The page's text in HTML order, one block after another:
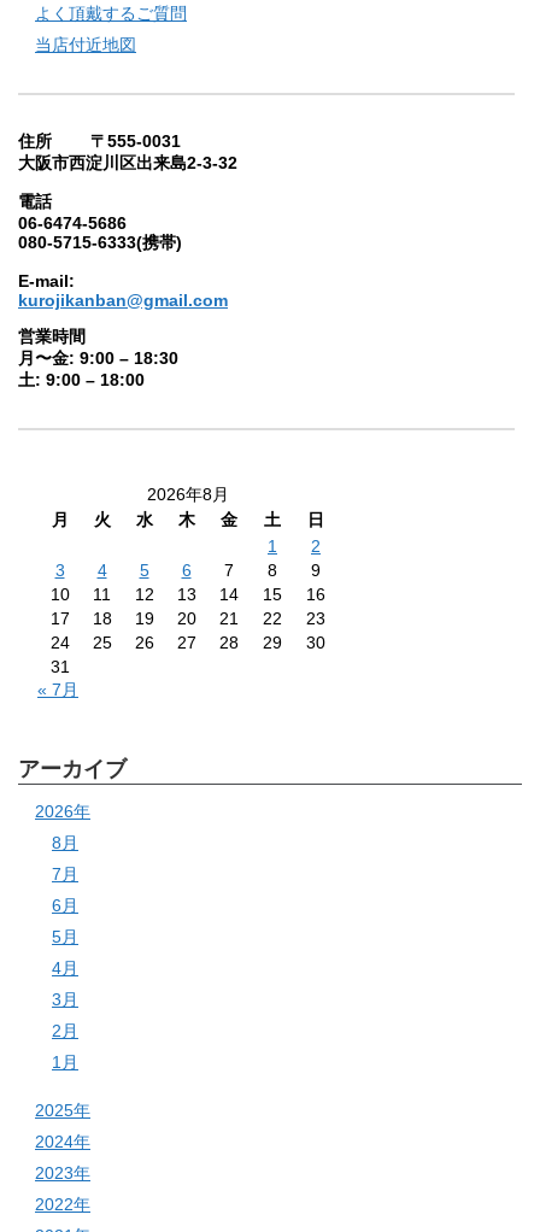
よく頂戴するご質問
当店付近地図
住所 〒555-0031
大阪市西淀川区出来島2-3-32
電話
06-6474-5686
080-5715-6333(携帯)
E-mail:
kurojikanban@gmail.com
営業時間
月〜金: 9:00 – 18:30
土: 9:00 – 18:00
2026年8月
月
火 水 木 金 土
日
1
2
3
4 5 6 7 8
9
10
11 12 13 14 15
16
17
18 19 20 21 22
23
24
25 26 27 28 29
30
31
« 7月
アーカイブ
2026年
8月
7月
6月
5月
4月
3月
2月
1月
2025年
2024年
2023年
2022年